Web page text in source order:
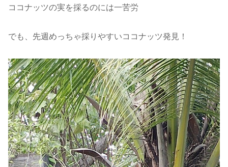
ココナッツの実を採るのには一苦労
でも、先週めっちゃ採りやすいココナッツ発見！